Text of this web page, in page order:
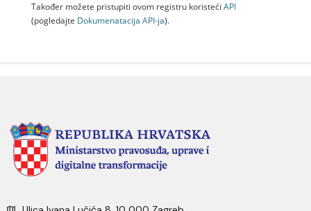
Također možete pristupiti ovom registru koristeći API
(pogledajte Dokumenаtаcijа API-jа).